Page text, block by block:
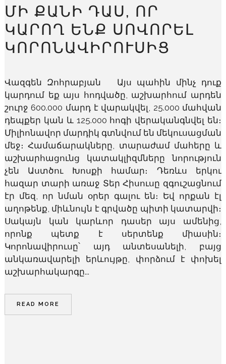
ՄԻ ՔԱՆԻ ԴԱՍ, ՈՐ
ԿԱՐՈՂ ԵՆՔ ՍՈՎՈՐԵԼ
ԿՈՐՈՆԱՎԻՐՈՒՍԻՑ
Վազգեն Զոհրաբյան Այս պահին մինչ դուք
կարդում եք այս հոդվածը, աշխարհում արդեն
շուրջ 600.000 մարդ է վարակվել, 25.000 մահվան
դեպքեր կան և 125.000 հոգի վերականգնվել են։
Միլիոնավոր մարդիկ գտնվում են մեկուսացման
մեջ։ Համաճարակները, տարաժամ մահերը և
աշխարհացունց կատակլիզմները նորություն
չեն Աստծու Խոսքի համար։ Դեռևս երկու
հազար տարի առաջ Տեր Հիսուսը զգուշացնում
էր մեզ, որ նման օրեր գալու են։ Եվ որքան էլ
աղոթենք, միևնույն է գրվածը պիտի կատարվի։
Սակայն կան կարևոր դասեր այս ամենից,
որոնք պետք է սերտենք միասին։
Կորոնավիրուսը՝ այդ անտեսանելի, բայց
անկառավարելի երևույթը, փորձում է փոխել
աշխարհակարգը...
READ MORE